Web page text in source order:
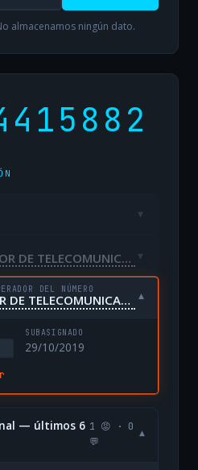
almacenamos ningún dato.
▾
SUMA OPERADOR DE TELECOMUNICACIONES, S.L. UNIPERSONAL ▾
DEL NÚMERO
ALAI OPERADOR DE TELECOMUNICACIONES, S.L. ▾
SUBASIGNADO
29/10/2019
— últimos 6 1 😡 · 0
💬
▾